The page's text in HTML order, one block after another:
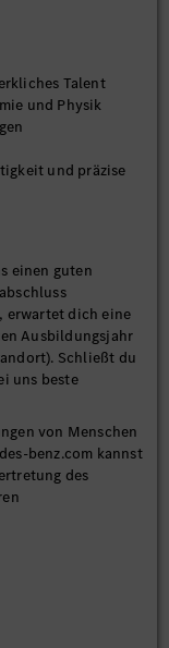
Talent
und Physik
und präzise
einen guten
erwartet dich eine
Ausbildungsjahr
Schließt du
uns beste
von Menschen
benz.com kannst
des